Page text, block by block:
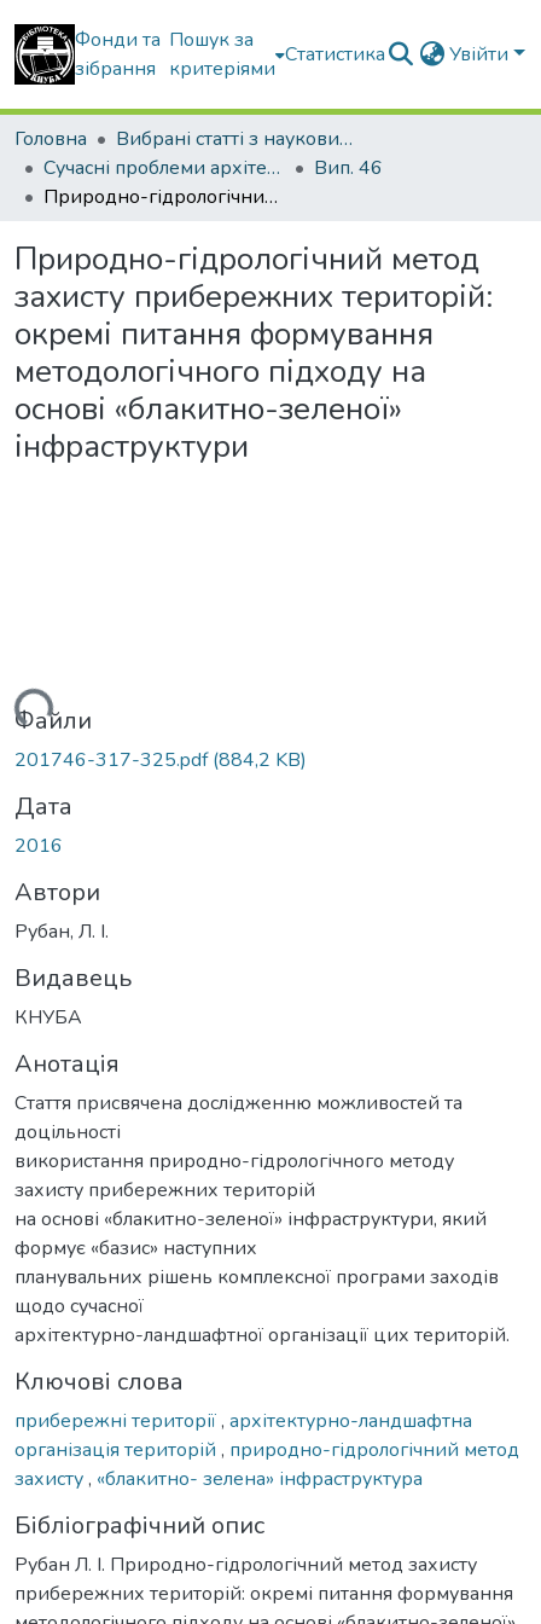
Фонди та
зібрання
Пошук за
критеріями
Статистика Увійти
Головна
Вибрані статті з наукових збірників КНУБА
Сучасні проблеми архітектури та містобудування
Вип. 46
Природно-гідрологічний метод захисту прибережних територій: окремі питання формування методологічного підходу на основі «блакитно-зеленої» інфраструктури
Природно-гідрологічний метод
захисту прибережних територій:
окремі питання формування
методологічного підходу на
основі «блакитно-зеленої»
інфраструктури
Файли
201746-317-325.pdf(884,2 KB)
Дата
2016
Автори
Рубан, Л. І.
Видавець
КНУБА
Анотація
Стаття присвячена дослідженню можливостей та
доцільності
використання природно-гідрологічного методу
захисту прибережних територій
на основі «блакитно-зеленої» інфраструктури, який
формує «базис» наступних
планувальних рішень комплексної програми заходів
щодо сучасної
архітектурно-ландшафтної організації цих територій.
Ключові слова
прибережні території, архітектурно-ландшафтна
організація територій , природно-гідрологічний метод
захисту, «блакитно- зелена» інфраструктура
Бібліографічний опис
Рубан Л. І. Природно-гідрологічний метод захисту
прибережних територій: окремі питання формування